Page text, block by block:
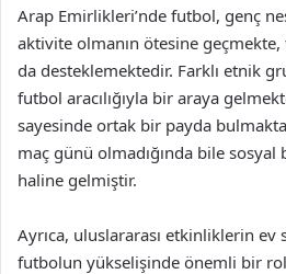
Arap Emirlikleri’nde futbol, genç
aktivite olmanın ötesine
da desteklemektedir. Farklı etnik
futbol aracılığıyla bir araya
sayesinde ortak bir payda
maç günü olmadığında bile sosyal
haline gelmiştir.
Ayrıca, uluslararası etkinliklerin ev
futbolun yükselişinde önemli bir